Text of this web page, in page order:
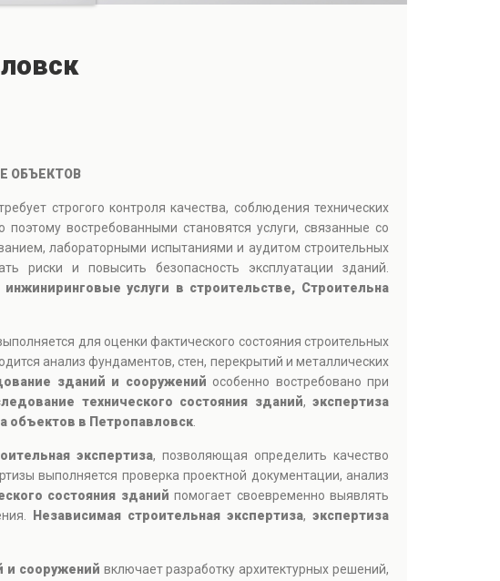
ОБЪЕКТОВ
строгого контроля качества, соблюдения технических
востребованными становятся услуги, связанные со
лабораторными испытаниями и аудитом строительных
риски и повысить безопасность эксплуатации зданий.
инжиниринговые услуги в строительстве, Строительна
для оценки фактического состояния строительных
анализ фундаментов, стен, перекрытий и металлических
зданий и сооружений особенно востребовано при
технического состояния зданий,экспертиза
объектов в Петропавловск
экспертиза, позволяющая определить качество
выполняется проверка проектной документации, анализ
состояния зданий помогает своевременно выявлять
Независимая строительная экспертиза,экспертиза
и сооружений включает разработку архитектурных решений,